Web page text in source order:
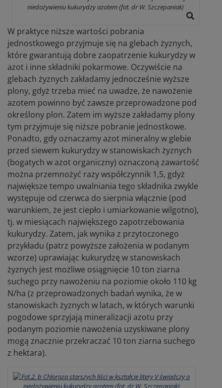
niedożywieniu kukurydzy azotem (fot. dr W. Szczepaniak)
W praktyce niższe wartości pobrania
jednostkowego przyjmuje się na glebach żyznych,
które gwarantują dobre zaopatrzenie kukurydzy w
azot i inne składniki pokarmowe. Oczywiście na
glebach żyznych zakładamy jednocześnie wyższe
plony, gdyż trzeba mieć na uwadze, że nawożenie
azotem powinno być zawsze przeprowadzone pod
określony plon. Zatem im wyższe zakładamy plony
tym przyjmuje się niższe pobranie jednostkowe.
Ponadto, gdy oznaczamy azot mineralny w glebie
przed siewem kukurydzy w stanowiskach żyznych
(bogatych w azot organiczny) oznaczoną zawartość
można przemnożyć razy współczynnik 1,5, gdyż
największe tempo uwalniania tego składnika zwykle
występuje od czerwca do sierpnia włącznie (pod
warunkiem, że jest ciepło i umiarkowanie wilgotno),
tj. w miesiącach największego zapotrzebowania
kukurydzy. Zatem, jak wynika z przytoczonego
przykładu (patrz powyższe założenia w podanym
wzorze) uprawiając kukurydzę w stanowiskach
żyznych jest możliwe osiągnięcie 10 ton ziarna
suchego przy nawożeniu na poziomie około 110 kg
N/ha (z przeprowadzonych badań wynika, że w
stanowiskach żyznych w latach, w których warunki
pogodowe sprzyjają mineralizacji azotu przy
podanym poziomie nawożenia uzyskiwane plony
mogą znacznie przekraczać 10 ton ziarna suchego
z hektara).